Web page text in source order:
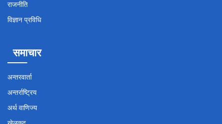
राजनीति
विज्ञान प्रविधि
समाचार
अन्तरवार्ता
अन्तर्राष्ट्रिय
अर्थ वाणिज्य